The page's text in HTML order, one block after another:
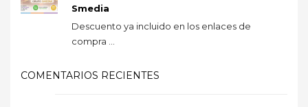
Smedia
Descuento ya incluido en los enlaces de
compra ...
COMENTARIOS RECIENTES